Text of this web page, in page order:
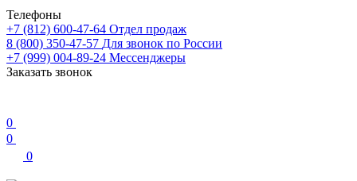
Телефоны
+7 (812) 600-47-64 Отдел продаж
8 (800) 350-47-57 Для звонок по России
+7 (999) 004-89-24 Мессенджеры
Заказать звонок
0
0
0